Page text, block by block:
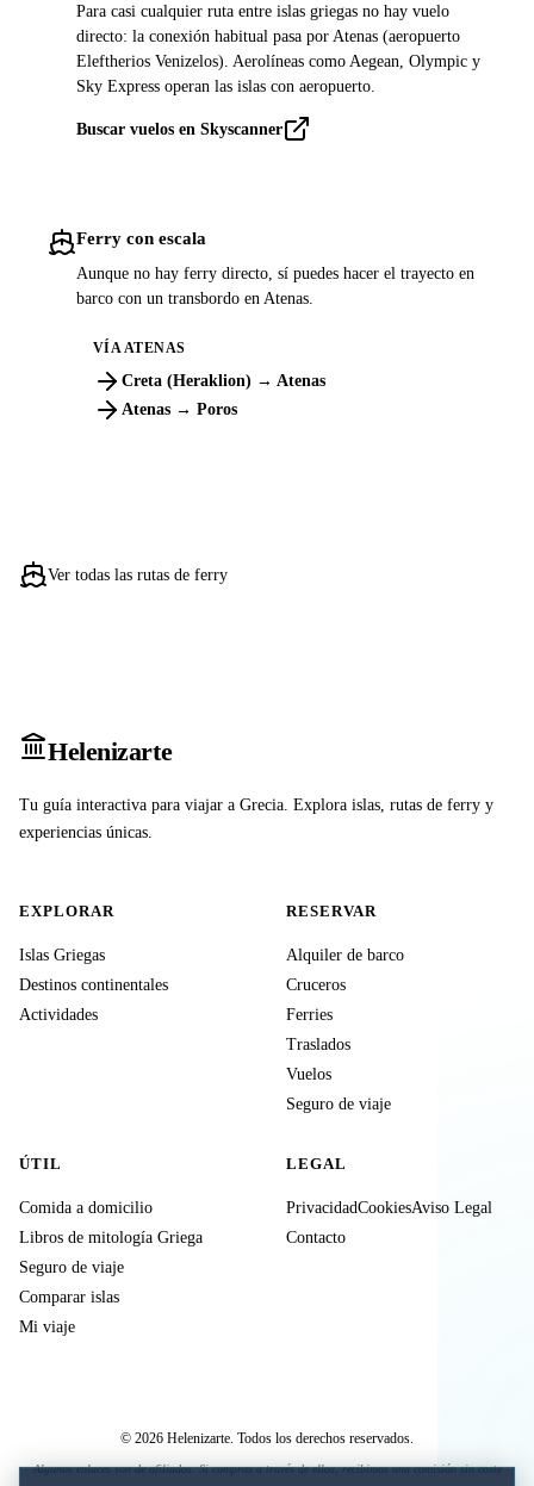
Para casi cualquier ruta entre islas griegas no hay vuelo
directo: la conexión habitual pasa por Atenas (aeropuerto
Eleftherios Venizelos). Aerolíneas como Aegean, Olympic y
Sky Express operan las islas con aeropuerto.
Buscar vuelos en Skyscanner
Ferry con escala
Aunque no hay ferry directo, sí puedes hacer el trayecto en
barco con un transbordo en Atenas.
VÍA ATENAS
Creta (Heraklion) → Atenas
Atenas → Poros
Ver todas las rutas de ferry
Helenizarte
Tu guía interactiva para viajar a Grecia. Explora islas, rutas de ferry y
experiencias únicas.
EXPLORAR
Islas Griegas
Destinos continentales
Actividades
RESERVAR
Alquiler de barco
Cruceros
Ferries
Traslados
Vuelos
Seguro de viaje
ÚTIL
Comida a domicilio
Libros de mitología Griega
Seguro de viaje
Comparar islas
Mi viaje
LEGAL
PrivacidadCookiesAviso Legal
Contacto
© 2026 Helenizarte. Todos los derechos reservados.
Algunos enlaces son de afiliados. Si compras a través de ellos, recibimos una comisión sin coste